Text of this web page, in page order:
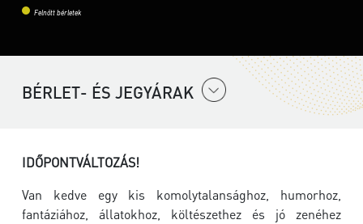
Felnőtt bérletek
BÉRLET- ÉS JEGYÁRAK
IDŐPONTVÁLTOZÁS!
Van kedve egy kis komolytalansághoz, humorhoz,
fantáziához, állatokhoz, költészethez és jó zenéhez